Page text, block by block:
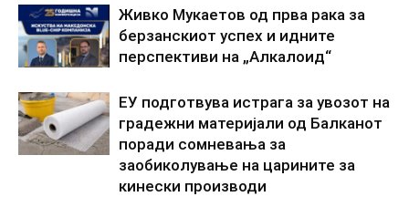
Живко Мукаетов од прва рака за
берзанскиот успех и идните
перспективи на „Алкалоид“
ЕУ подготвува истрага за увозот на
градежни материјали од Балканот
поради сомневања за
заобиколување на царините за
кинески производи